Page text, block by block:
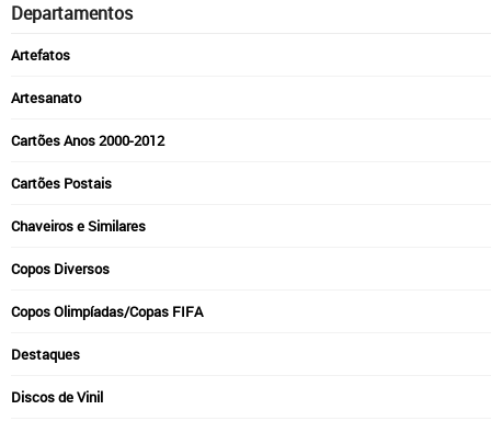
Departamentos
Artefatos
Artesanato
Cartões Anos 2000-2012
Cartões Postais
Chaveiros e Similares
Copos Diversos
Copos Olimpíadas/Copas FIFA
Destaques
Discos de Vinil